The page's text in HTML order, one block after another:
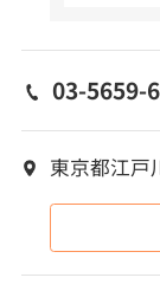
03-5659-
東京都江戸